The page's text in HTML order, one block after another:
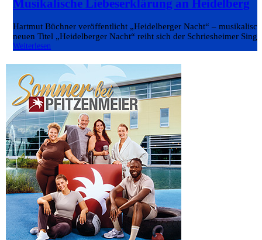
Musikalische Liebeserklärung an Heidelberg
Hartmut Büchner veröffentlicht „Heidelberger Nacht“ –
neuen Titel „Heidelberger Nacht“ reiht sich der Schriesheimer
Weiterlesen